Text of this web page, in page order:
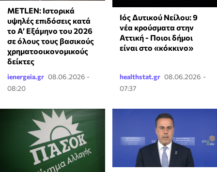
METLEN: Ιστορικά
υψηλές επιδόσεις κατά
το Α’ Εξάμηνο του 2026
σε όλους τους βασικούς
χρηματοοικονομικούς
δείκτες
ienergeia.gr 08.06.2026 -
08:20
Ιός Δυτικού Νείλου: 9
νέα κρούσματα στην
Αττική - Ποιοι δήμοι
είναι στο «κόκκινο»
healthstat.gr 08.06.2026 -
07:37